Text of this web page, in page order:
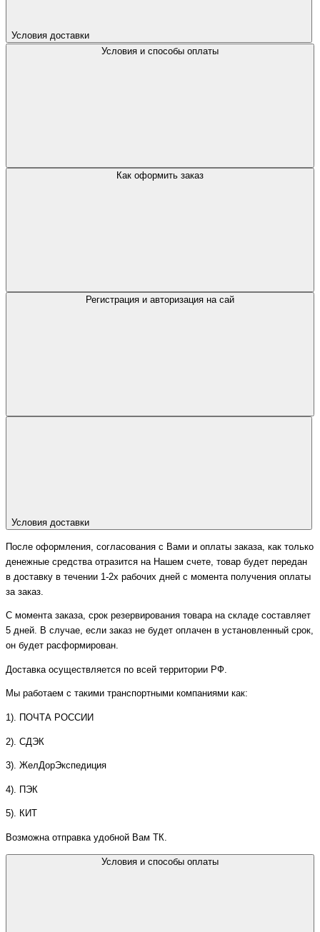
Условия доставки
Условия и способы оплаты
Как оформить заказ
Регистрация и авторизация на сай
Условия доставки
После оформления, согласования с Вами и оплаты заказа, как только
денежные средства отразится на Нашем счете, товар будет передан
в доставку в течении 1-2х рабочих дней с момента получения оплаты
за заказ.
С момента заказа, срок резервирования товара на складе составляет
5 дней. В случае, если заказ не будет оплачен в установленный срок,
он будет расформирован.
Доставка осуществляется по всей территории РФ.
Мы работаем с такими транспортными компаниями как:
1). ПОЧТА РОССИИ
2). СДЭК
3). ЖелДорЭкспедиция
4). ПЭК
5). КИТ
Возможна отправка удобной Вам ТК.
Условия и способы оплаты